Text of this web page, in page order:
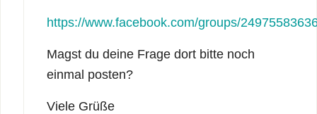
https://www.facebook.com/groups/
Magst du deine Frage dort bitte noch
einmal posten?
Viele Grüße